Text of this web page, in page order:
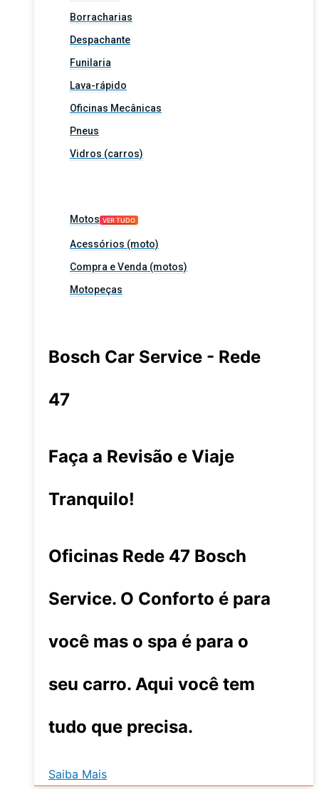
Borracharias
Despachante
Funilaria
Lava-rápido
Oficinas Mecânicas
Pneus
Vidros (carros)
Motos VER TUDO
Acessórios (moto)
Compra e Venda (motos)
Motopeças
Bosch Car Service - Rede
47
Faça a Revisão e Viaje
Tranquilo!
Oficinas Rede 47 Bosch
Service. O Conforto é para
você mas o spa é para o
seu carro. Aqui você tem
tudo que precisa.
Saiba Mais